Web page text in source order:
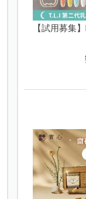
【試用募集